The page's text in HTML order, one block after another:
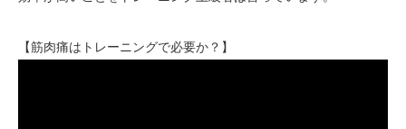
【筋肉痛はトレーニングで必要か？】